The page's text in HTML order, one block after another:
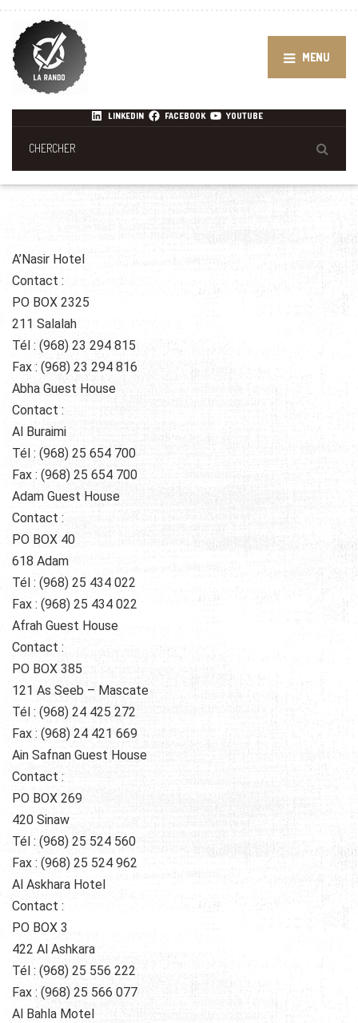
MENU
LINKEDIN FACEBOOK YOUTUBE
A’Nasir Hotel
Contact :
PO BOX 2325
211 Salalah
Tél : (968) 23 294 815
Fax : (968) 23 294 816
Abha Guest House
Contact :
Al Buraimi
Tél : (968) 25 654 700
Fax : (968) 25 654 700
Adam Guest House
Contact :
PO BOX 40
618 Adam
Tél : (968) 25 434 022
Fax : (968) 25 434 022
Afrah Guest House
Contact :
PO BOX 385
121 As Seeb – Mascate
Tél : (968) 24 425 272
Fax : (968) 24 421 669
Ain Safnan Guest House
Contact :
PO BOX 269
420 Sinaw
Tél : (968) 25 524 560
Fax : (968) 25 524 962
Al Askhara Hotel
Contact :
PO BOX 3
422 Al Ashkara
Tél : (968) 25 556 222
Fax : (968) 25 566 077
Al Bahla Motel